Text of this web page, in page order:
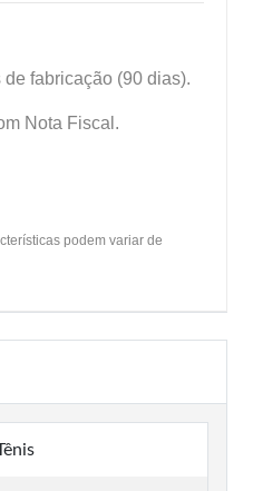
fabricação (90 dias).
Nota Fiscal.
podem variar de